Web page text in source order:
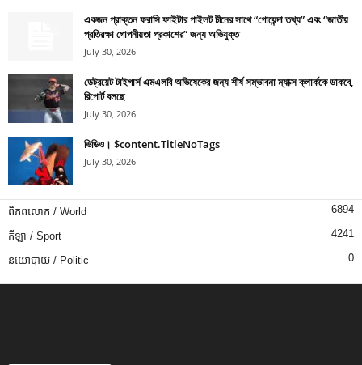
একজন প্রাক্তন ফরাসি ফাইটার পাইলট চীনের সাথে “গোয়েন্দা তথ্য” এবং “জাতীয়
প্রতিরক্ষা গোপনীয়তা প্রকাশের” জন্য অভিযুক্ত
July 30, 2026
ডেট্রয়েট টাইগার্স এমএলবি অভিষেকের জন্য শীর্ষ সম্ভাবনা ম্যাক্স ক্লার্ককে ডাকবে,
রিপোর্ট বলছে
July 30, 2026
ভিডিও। $content.TitleNoTags
July 30, 2026
ពិភពលោក / World 6894
កីឡា / Sport 4241
នយោបាយ / Politic 0